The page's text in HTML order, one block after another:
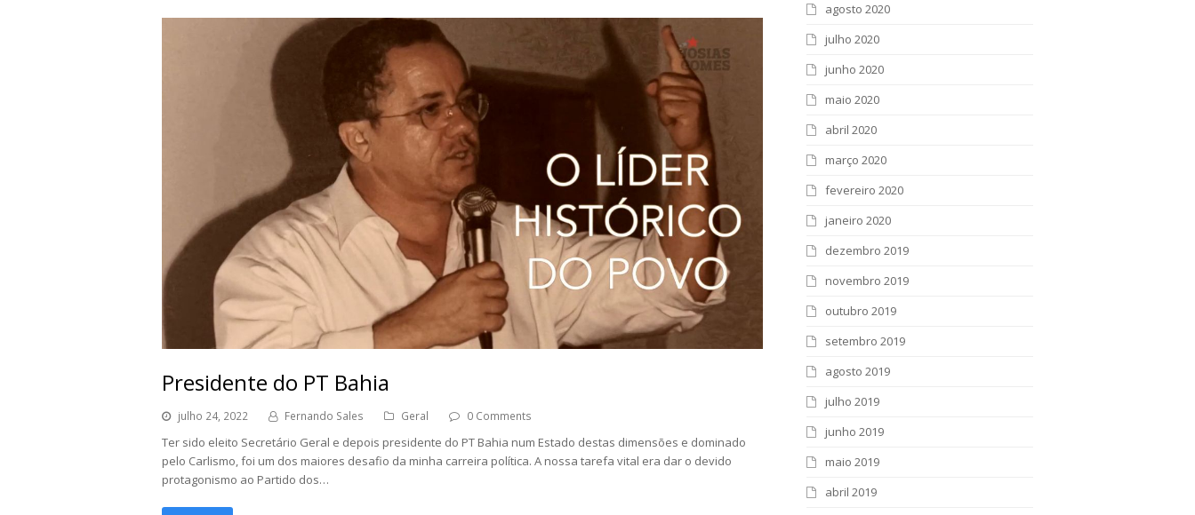
Presidente do PT Bahia
julho 24, 2022 Fernando Sales Geral 0 Comments
Ter sido eleito Secretário Geral e depois presidente do PT Bahia num Estado destas dimensões e dominado
pelo Carlismo, foi um dos maiores desafio da minha carreira política. A nossa tarefa vital era dar o devido
protagonismo ao Partido dos…
agosto 2020
julho 2020
junho 2020
maio 2020
abril 2020
março 2020
fevereiro 2020
janeiro 2020
dezembro 2019
novembro 2019
outubro 2019
setembro 2019
agosto 2019
julho 2019
junho 2019
maio 2019
abril 2019